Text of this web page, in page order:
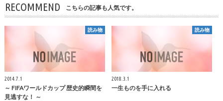
RECOMMEND こちらの記事も人気です。
読み物
2014.7.1
～ FIFAワールドカップ 歴史的瞬間を
見逃すな！ ～
読み物
2018.3.1
一生ものを手に入れる